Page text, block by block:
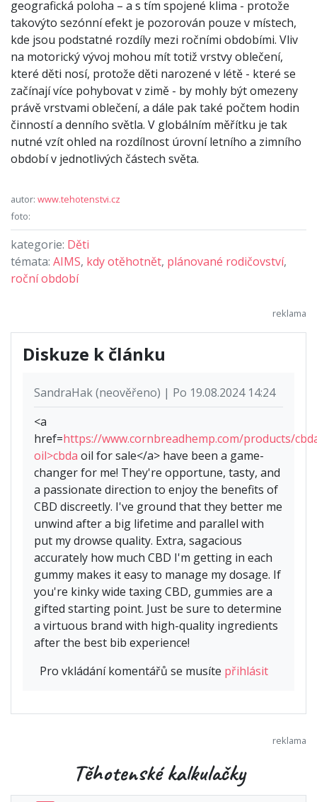
geografická poloha – a s tím spojené klima - protože
takovýto sezónní efekt je pozorován pouze v místech,
kde jsou podstatné rozdíly mezi ročními obdobími. Vliv
na motorický vývoj mohou mít totiž vrstvy oblečení,
které děti nosí, protože děti narozené v létě - které se
začínají více pohybovat v zimě - by mohly být omezeny
právě vrstvami oblečení, a dále pak také počtem hodin
činností a denního světla. V globálním měřítku je tak
nutné vzít ohled na rozdílnost úrovní letního a zimního
období v jednotlivých částech světa.
autor: www.tehotenstvi.cz
foto:
kategorie: Děti
témata: AIMS, kdy otěhotnět, plánované rodičovství,
roční období
Diskuze k článku
SandraHak (neověřeno) | Po 19.08.2024 14:24
<a
href=https://www.cornbreadhemp.com/products/
oil>cbda oil for sale</a> have been a game-
changer for me! They're opportune, tasty, and
a passionate direction to enjoy the benefits of
CBD discreetly. I've ground that they better me
unwind after a big lifetime and parallel with
put my drowse quality. Extra, sagacious
accurately how much CBD I'm getting in each
gummy makes it easy to manage my dosage. If
you're kinky wide taxing CBD, gummies are a
gifted starting point. Just be sure to determine
a virtuous brand with high-quality ingredients
after the best bib experience!
Pro vkládání komentářů se musíte přihlásit
Těhotenské kalkulačky